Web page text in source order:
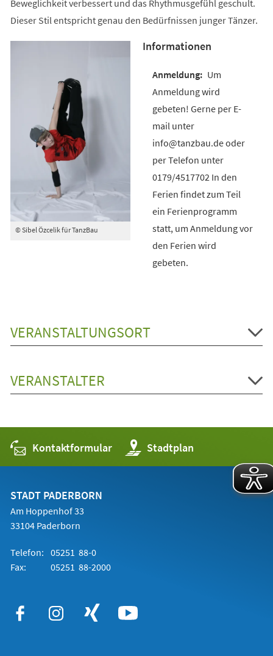
Beweglichkeit verbessert und das Rhythmusgefühl geschult.
Dieser Stil entspricht genau den Bedürfnissen junger Tänzer.
© Sibel Özcelik für TanzBau
Informationen
Um
Anmeldung wird
gebeten! Gerne per E-
mail unter
info@tanzbau.de oder
per Telefon unter
0179/4517702 In den
Ferien findet zum Teil
ein Ferienprogramm
statt, um Anmeldung vor
den Ferien wird
gebeten.
VERANSTALTUNGSORT
VERANSTALTER
Kontaktformular Stadtplan
(Öffnet
in
einem
STADT PADERBORN
Am Hoppenhof 33
33104 Paderborn
Telefon: 05251 88-0
Fax:
05251 88-2000